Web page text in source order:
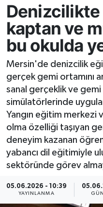
kaptan ve
bu okulda
Mersin'de denizcilik
gerçek gemi ortamını
sanal gerçeklik ve gemi
simülatörlerinde
Yangın eğitim merkezi
olma özelliği taşıyan
deneyim kazanan
yabancı dil eğitimiyle
sektöründe görev
05.06.2026 - 10:39
YAYINLANMA
Gündem
Kültür-Sanat
Resmi İlan
Sağlık
Siyaset
Spor
Yaşam